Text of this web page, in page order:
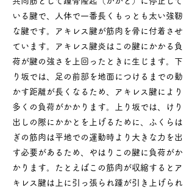
いる腱で、人体で一番長くもっとも太い強靭
な腱です。アキレス腱が筋肉を骨に付着させ
ています。アキレス腱炎はこの腱にかかる負
荷が腱の強さを上回ったときに生じます。下
り坂では、足の前部を地面につけるまでの動
かす距離が長くなるため、アキレス腱により
多くの負荷がかかります。上り坂では、けり
出しの際にかかとを上げるために、ふくらは
ぎの筋肉は平地での運動時より大きな力を出
す必要があるため、やはりこの腱に負荷がか
かります。たとえばこの筋肉が収縮するとア
キレス腱は上に引っ張られ踵が引き上げられ